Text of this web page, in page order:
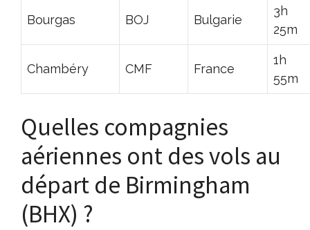
Bourgas BOJ Bulgarie
3h
25m
Chambéry CMF France
1h
55m
Quelles compagnies
aériennes ont des vols au
départ de Birmingham
(BHX) ?